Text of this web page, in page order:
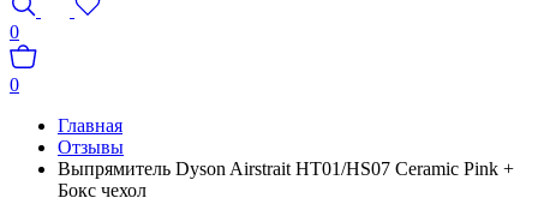
0
0
Главная
Отзывы
Выпрямитель Dyson Airstrait HT01/HS07 Ceramic Pink +
Бокс чехол